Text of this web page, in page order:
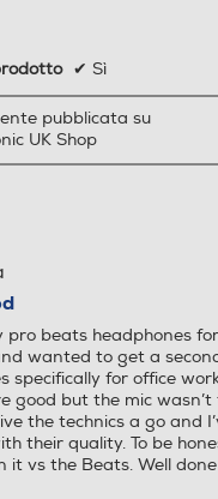
riduce i rumori
favorire l'ascolto delle
a te. Una funzione
devi sentire gli
per
✔ Sì
pubblicata su
UK Shop
pro beats headphones for
wanted to get a
specifically for office
good but the mic wasn’t
the technics a go and
their quality. To be
it vs the Beats. Well done